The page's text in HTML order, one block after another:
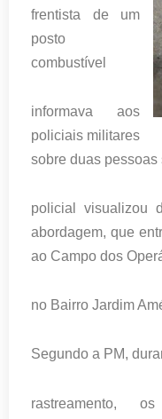
frentista de um
posto
combustível
informava aos
policiais militares
sobre duas
policial visualizou
abordagem, que
ao Campo dos
no Bairro Jardim
Segundo a PM,
rastreamento,